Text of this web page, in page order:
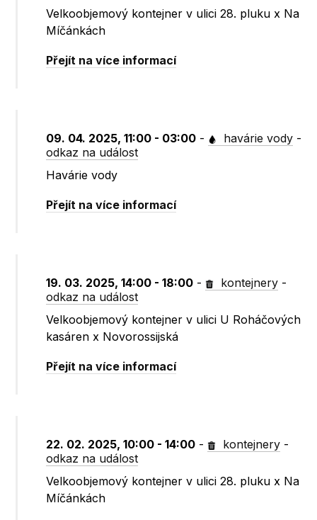
Velkoobjemový kontejner v ulici 28. pluku x Na
Míčánkách
Přejít na více informací
09. 04. 2025, 11:00 - 03:00 - havárie vody -
odkaz na událost
Havárie vody
Přejít na více informací
19. 03. 2025, 14:00 - 18:00 - kontejnery -
odkaz na událost
Velkoobjemový kontejner v ulici U Roháčových
kasáren x Novorossijská
Přejít na více informací
22. 02. 2025, 10:00 - 14:00 - kontejnery -
odkaz na událost
Velkoobjemový kontejner v ulici 28. pluku x Na
Míčánkách